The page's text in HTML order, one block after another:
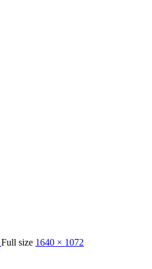
Full size 1640 × 1072